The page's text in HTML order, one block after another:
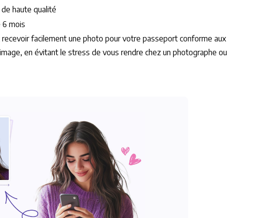
haute qualité
mois
facilement une photo pour votre passeport conforme aux
en évitant le stress de vous rendre chez un photographe ou